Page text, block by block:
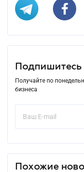
Подпишитесь
Получайте по
бизнеса
Похожие